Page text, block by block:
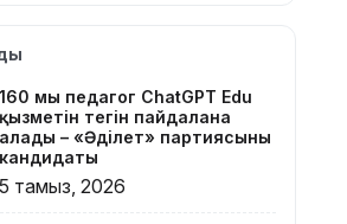
иегерлерінің
тамызда
шығады
2 млрд
теңгенің
160 мың педагог ChatGPT Edu
қызметін тегін пайдалана
алады – «Әділет» партиясының
кандидаты
5 тамыз, 2026